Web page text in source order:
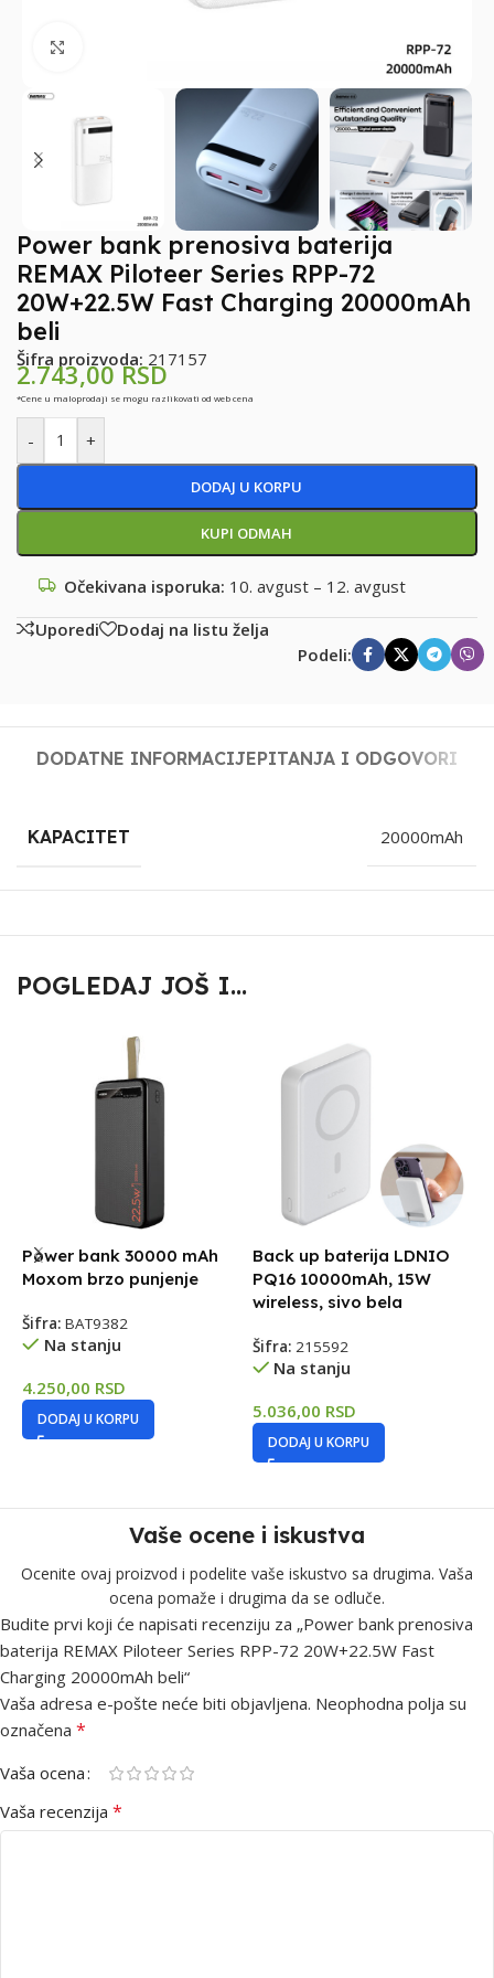
Power bank prenosiva baterija
REMAX Piloteer Series RPP-72
20W+22.5W Fast Charging 20000mAh
beli
Šifra proizvoda: 217157
2.743,00RSD
*Cene u maloprodaji se mogu razlikovati od web cena
- +
DODAJ U KORPU
KUPI ODMAH
Očekivana isporuka: 10. avgust – 12. avgust
Uporedi
Dodaj na listu želja
Podeli:
DODATNE INFORMACIJEPITANJA I ODGOVORI
KAPACITET 20000mAh
POGLEDAJ JOŠ I...
Power bank 30000 mAh
Moxom brzo punjenje
Šifra: BAT9382
Na stanju
4.250,00 RSD
DODAJ U KORPU
Back up baterija LDNIO
PQ16 10000mAh, 15W
wireless, sivo bela
Šifra: 215592
Na stanju
5.036,00 RSD
DODAJ U KORPU
Vaše ocene i iskustva
Ocenite ovaj proizvod i podelite vaše iskustvo sa drugima. Vaša
ocena pomaže i drugima da se odluče.
Budite prvi koji će napisati recenziju za „Power bank prenosiva
baterija REMAX Piloteer Series RPP-72 20W+22.5W Fast
Charging 20000mAh beli“
Vaša adresa e-pošte neće biti objavljena. Neophodna polja su
označena *
Vaša ocena
Vaša recenzija *